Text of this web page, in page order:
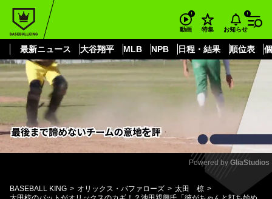
動画 特集 お知らせ
最新ニュース 大谷翔平 MLB NPB 日程・結果 順位表
もっと見る
Mute
Powered by GliaStudios
BASEBALL KING オリックス・バファローズ
太田 椋